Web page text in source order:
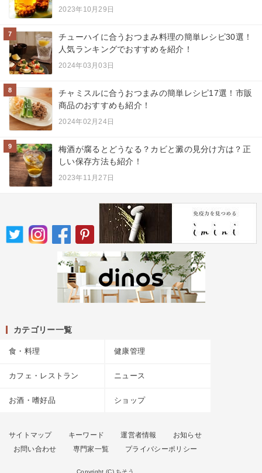
2023年10月29日
7
チューハイに合うおつまみ料理の簡単レシピ30選！
人気ランキングでおすすめを紹介！
2024年03月03日
8
チャミスルに合うおつまみの簡単レシピ17選！市販
商品のおすすめも紹介！
2024年02月24日
9
梅酒が腐るとどうなる？カビと澱の見分け方は？正
しい保存方法も紹介！
2023年11月27日
カテゴリー一覧
食・料理 健康管理
カフェ・レストラン ニュース
お酒・嗜好品 ショップ
サイトマップ キーワード 運営者情報
お知らせ
お問い合わせ
専門家一覧 プライバシーポリシー
Copyright (C) ちそう